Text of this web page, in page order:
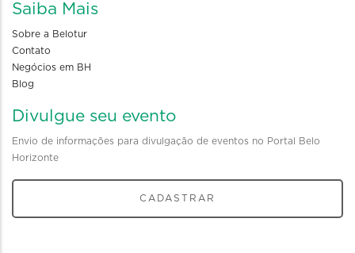
Saiba Mais
Sobre a Belotur
Contato
Negócios em BH
Blog
Divulgue seu evento
Envio de informações para divulgação de eventos no Portal Belo
Horizonte
CADASTRAR